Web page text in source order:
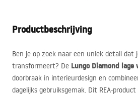
Productbeschrijving
Ben je op zoek naar een uniek detail dat
transformeert? De Lungo Diamond lage
doorbraak in interieurdesign en
dagelijks gebruiksgemak. Dit REA-